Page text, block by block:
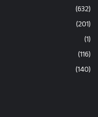
(632)
(201)
(1)
(116)
(140)